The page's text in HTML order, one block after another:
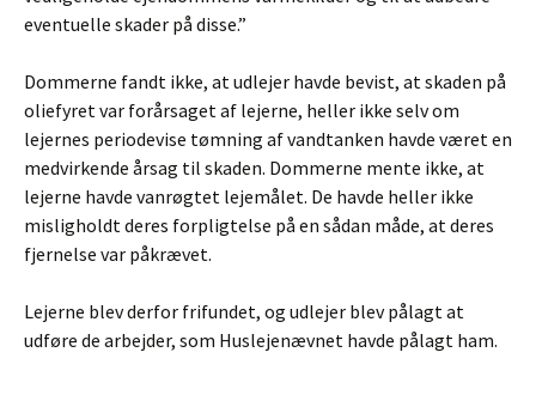
eventuelle skader på disse.”
Dommerne fandt ikke, at udlejer havde bevist, at skaden på
oliefyret var forårsaget af lejerne, heller ikke selv om
lejernes periodevise tømning af vandtanken havde været en
medvirkende årsag til skaden. Dommerne mente ikke, at
lejerne havde vanrøgtet lejemålet. De havde heller ikke
misligholdt deres forpligtelse på en sådan måde, at deres
fjernelse var påkrævet.
Lejerne blev derfor frifundet, og udlejer blev pålagt at
udføre de arbejder, som Huslejenævnet havde pålagt ham.